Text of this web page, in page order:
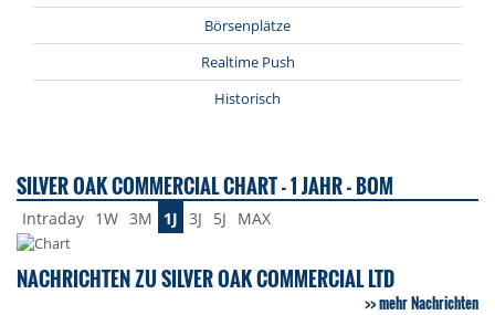
Börsenplätze
Realtime Push
Historisch
SILVER OAK COMMERCIAL CHART - 1 JAHR - BOM
Intraday 1W 3M 1J 3J 5J MAX
NACHRICHTEN ZU SILVER OAK COMMERCIAL LTD
mehr Nachrichten